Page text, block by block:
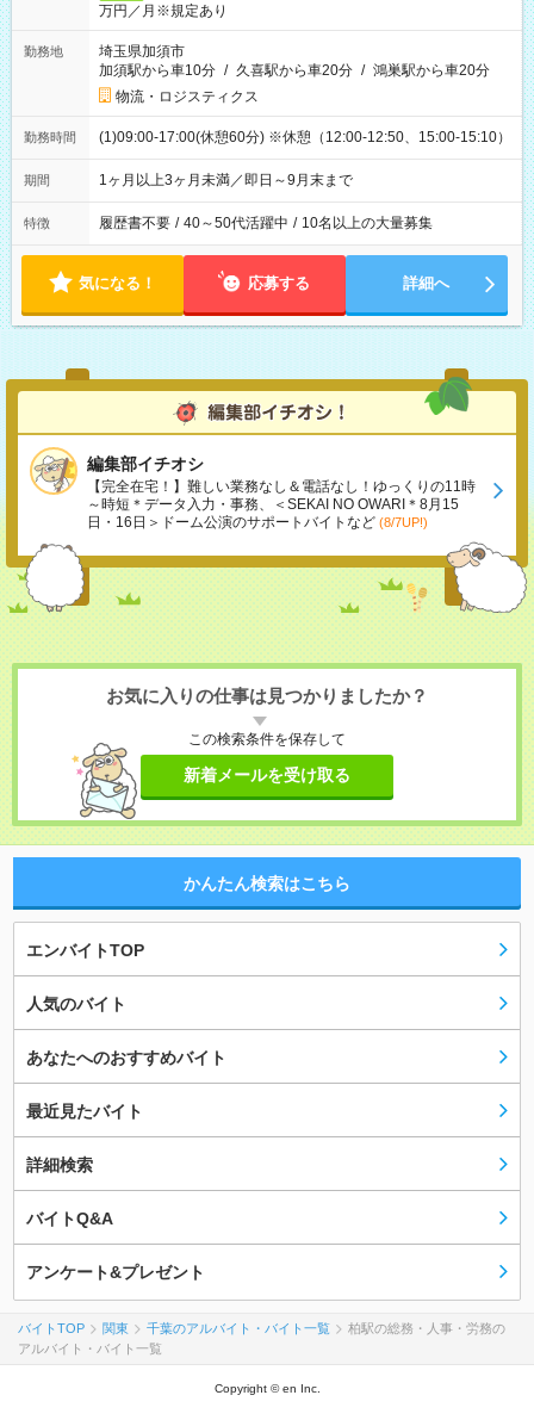
万円／月※規定あり
勤務地
埼玉県加須市
加須駅から車10分 / 久喜駅から車20分 / 鴻巣駅から車20分
物流・ロジスティクス
勤務時間 (1)09:00-17:00(休憩60分) ※休憩（12:00-12:50、15:00-15:10）
期間 1ヶ月以上3ヶ月未満／即日～9月末まで
特徴 履歴書不要 / 40～50代活躍中 / 10名以上の大量募集
気になる！ 応募する 詳細へ
編集部イチオシ
【完全在宅！】難しい業務なし＆電話なし！ゆっくりの11時
～時短＊データ入力・事務、＜SEKAI NO OWARI＊8月15
日・16日＞ドーム公演のサポートバイトなど (8/7UP!)
お気に入りの仕事は見つかりましたか？
この検索条件を保存して
新着メールを受け取る
かんたん検索はこちら
エンバイトTOP
人気のバイト
あなたへのおすすめバイト
最近見たバイト
詳細検索
バイトQ&A
アンケート&プレゼント
バイトTOP 関東 千葉のアルバイト・バイト一覧
柏駅の総務・人事・労務の
アルバイト・バイト一覧
Copyright © en Inc.